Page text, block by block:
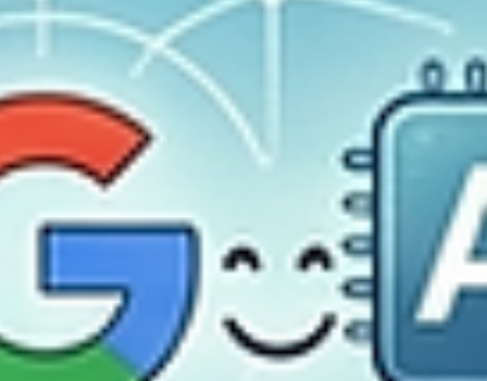
Guía por número de personas y categoría
Aquí tienes una sinopsis profesional y optimizada para el blog de
and Sailing, diseñada para captar la atención de los lectores y
el posicionamiento en buscadores: Sinopsis: La Guía Definitiva para
Elegir tu Catamarán en San Blas Navegar por el archipiélago de
Yala es una experiencia transformadora, pero el éxito del viaje
depende de una decisión clave: ¿Cuál es el barco ideal para tu
grupo? En este artículo, Click and Sailing presenta una guía